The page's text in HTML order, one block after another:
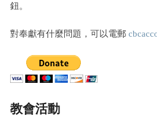
鈕。
對奉獻有什麼問題，可以電郵
教會活動